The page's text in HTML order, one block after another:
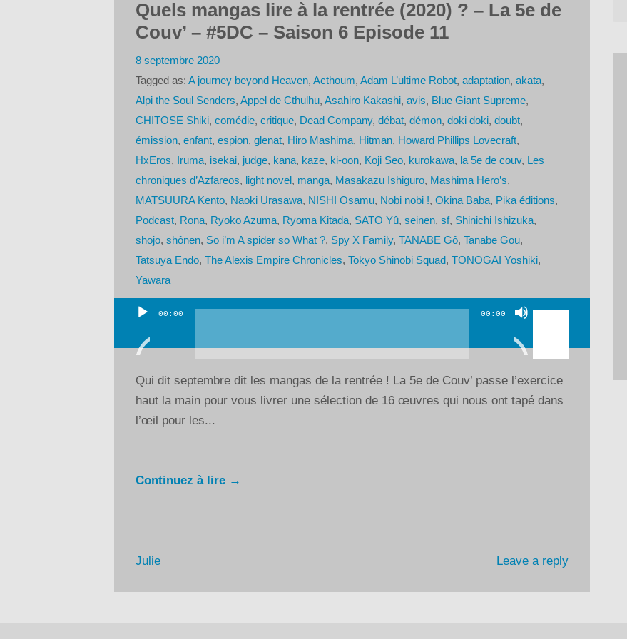
Quels mangas lire à la rentrée (2020) ? – La 5e de
Couv’ – #5DC – Saison 6 Episode 11
8 septembre 2020
Tagged as: A journey beyond Heaven, Acthoum, Adam L’ultime Robot, adaptation, akata,
Alpi the Soul Senders, Appel de Cthulhu, Asahiro Kakashi, avis, Blue Giant Supreme,
CHITOSE Shiki, comédie, critique, Dead Company, débat, démon, doki doki, doubt,
émission, enfant, espion, glenat, Hiro Mashima, Hitman, Howard Phillips Lovecraft,
HxEros, Iruma, isekai, judge, kana, kaze, ki-oon, Koji Seo, kurokawa, la 5e de couv, Les
chroniques d’Azfareos, light novel, manga, Masakazu Ishiguro, Mashima Hero’s,
MATSUURA Kento, Naoki Urasawa, NISHI Osamu, Nobi nobi !, Okina Baba, Pika éditions,
Podcast, Rona, Ryoko Azuma, Ryoma Kitada, SATO Yû, seinen, sf, Shinichi Ishizuka,
shojo, shônen, So i’m A spider so What ?, Spy X Family, TANABE Gô, Tanabe Gou,
Tatsuya Endo, The Alexis Empire Chronicles, Tokyo Shinobi Squad, TONOGAI Yoshiki,
Yawara
Lecteur
audio
00:00 00:00
Utilisez
flèches
pour
augmenter
Qui dit septembre dit les mangas de la rentrée ! La 5e de Couv’ passe l’exercice
haut la main pour vous livrer une sélection de 16 œuvres qui nous ont tapé dans
l’œil pour les...
Continuez à lire →
Leave a reply
Julie